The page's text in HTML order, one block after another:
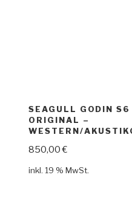
SEAGULL GODIN S6
ORIGINAL –
WESTERN/
850,00€
inkl. 19 % MwSt.